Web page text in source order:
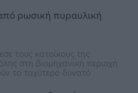
ρωσική πυραυλική
τους κατοίκους της
στη βιομηχανική περιοχή
το ταχύτερο δυνατό